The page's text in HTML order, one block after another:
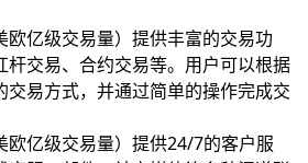
欧亿级交易量）提供丰富的交易功
杆交易、合约交易等。用户可以根据
交易方式，并通过简单的操作完成交
欧亿级交易量）提供24/7的客户服